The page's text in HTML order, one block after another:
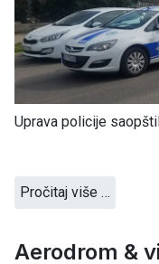
Uprava policije
Pročitaj više …
Aerodrom &